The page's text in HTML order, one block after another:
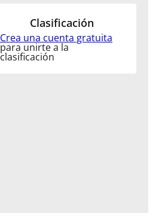
हिन्दी
Clasificación
Crea una cuenta gratuita
para unirte a la
clasificación